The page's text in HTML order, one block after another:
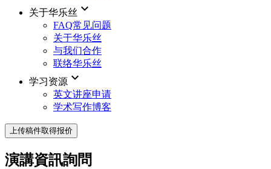
关于华乐丝 keyboard_arrow_down
FAQ常见问题
关于华乐丝
与我们合作
联络华乐丝
学习资源 keyboard_arrow_down
英文讲座申请
学术写作博客
上传稿件取得报价
演講資訊詢問